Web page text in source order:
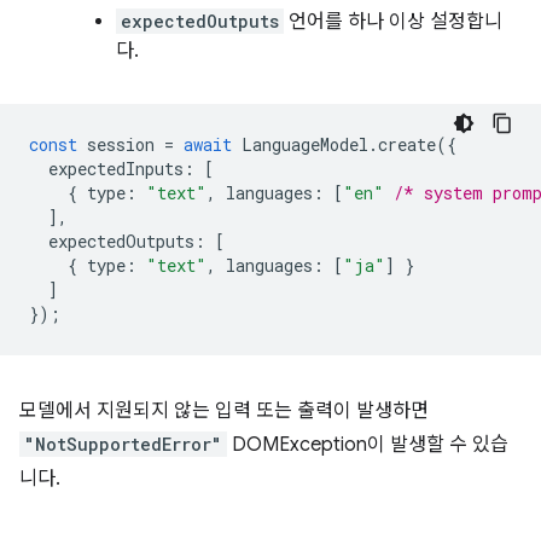
expectedOutputs 언어를 하나 이상 설정합니
다.
const session = await LanguageModel .create({
expectedInputs :
[
{ type : "text" , languages : [ "en"
/* system
],
expectedOutputs :
[
{ type : "text" , languages : [ "ja" ]
}
]
});
모델에서 지원되지 않는 입력 또는 출력이 발생하면
"NotSupportedError"
DOMException이 발생할 수 있습
니다.